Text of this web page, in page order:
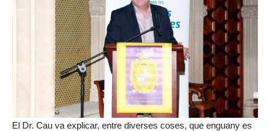
El Dr. Cau va explicar, entre diverses coses, que enguany es